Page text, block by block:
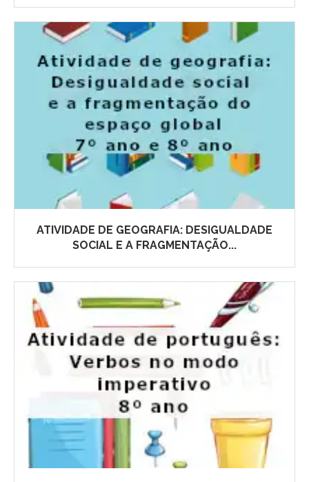
ATIVIDADE DE GEOGRAFIA: DESIGUALDADE
SOCIAL E A FRAGMENTAÇÃO...